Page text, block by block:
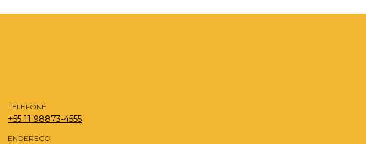
TELEFONE
+55 11 98873-4555
ENDEREÇO